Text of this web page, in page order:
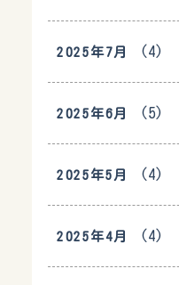
2025年7月 (4)
2025年6月 (5)
2025年5月 (4)
2025年4月 (4)